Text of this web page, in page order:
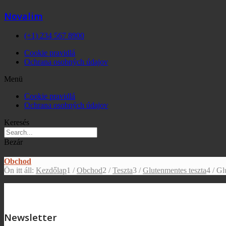
Novalim
(+1) 234 567 8900
Cookie pravidlá
Ochrana osobných údajov
Menü
Cookie pravidlá
Ochrana osobných údajov
Keresés
Bezár
Obchod
Ön itt áll: Kezdőlap1 / Obchod2 / Teszta3 / Glutenmentes teszta4 /
Newsletter